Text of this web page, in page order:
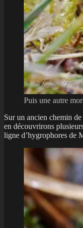
Puis une autre
Sur un ancien chemin
en découvrirons
ligne d’hygrophores de